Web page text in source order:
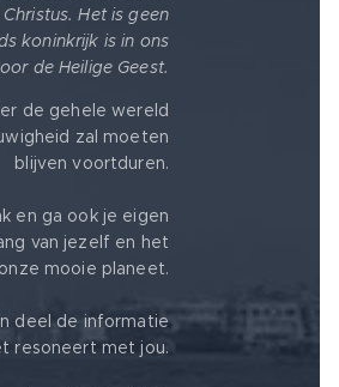
Het is geen
koninkrijk is in ons
de Heilige Geest.
de gehele wereld
zal moeten
blijven voortduren.
en ga ook je eigen
van jezelf en het
mooie planeet.
deel de informatie
resoneert met jou.